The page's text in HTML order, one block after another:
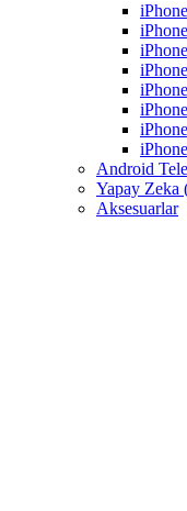
Android
Yapay Zeka
Aksesuarlar